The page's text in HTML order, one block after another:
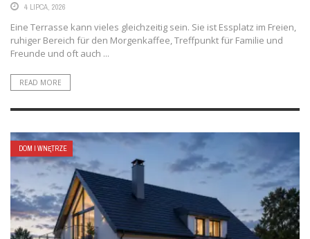
4 LIPCA, 2026
Eine Terrasse kann vieles gleichzeitig sein. Sie ist Essplatz im Freien,
ruhiger Bereich für den Morgenkaffee, Treffpunkt für Familie und
Freunde und oft auch ...
READ MORE
DOM I WNĘTRZE